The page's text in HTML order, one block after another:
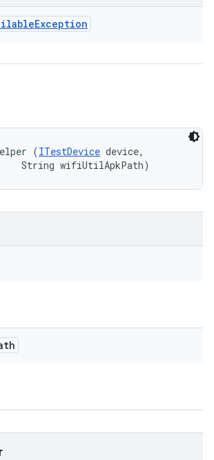
Exception
(ITestDevice device,
String wifiUtilApkPath)